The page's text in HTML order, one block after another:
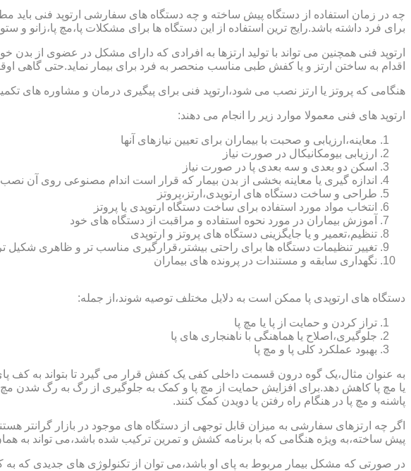
چه در زمان استفاده از دستگاه پیش ساخته و چه دستگاه های سفارشی ارتوپد فنی باید
برای فرد داشته باشد.رایج ترین استفاده از این دستگاه ها برای مشکلات پا،مچ پا،زانو و
ارتوپد فنی همچنین می تواند با تولید ارتزها به افرادی که دارای مشکل در عضوی از
اقدام به ساختن ارتز و یا کفش طبی مناسب منحصر به فرد برای بیمار نماید.حتی
هنگامی که پروتز یا ارتز نصب می شود،ارتوپد فنی برای پیگیری درمان و مشاوره های
ارتوپد های فنی معمولا موارد زیر را انجام می دهند:
معاینه،ارزیابی و صحبت با بیماران برای تعیین نیازهای آنها
ارزیابی بیومکانیکال در صورت نیاز
اسکن دو بعدی و سه بعدی پا در صورت نیاز
اندازه گیری یا معاینه بخشی از بدن بیمار که قرار است اندام مصنوعی روی آن
طراحی و ساخت دستگاه های ارتوپدی،ارتز،پروتز
انتخاب مواد مورد استفاده برای ساخت دستگاه ارتوپدی یا پروتز
آموزش بیماران در مورد نحوه استفاده و مراقبت از دستگاه های خود
تنظیم،تعمیر و یا جایگزینی دستگاه های پروتز و ارتوپدی
تغییر تنظیمات دستگاه ها برای راحتی بیشتر،قرارگیری مناسب تر و ظاهری شکیل تر
نگهداری سابقه و مستندات در پرونده های بیماران
دستگاه های ارتوپدی پا ممکن است به دلایل مختلف توصیه شوند،از جمله:
تراز کردن و حمایت از پا یا مچ پا
جلوگیری،اصلاح یا هماهنگی با ناهنجاری های پا
بهبود عملکرد کلی پا و مچ پا
به عنوان مثال،یک گوه درون قسمت داخلی کفی یک کفش قرار می گیرد تا بتواند به کف
یا مچ پا کاهش دهد.برای افزایش حمایت از مچ پا و کمک به جلوگیری از رگ به رگ شدن
پاشنه و مچ پا در هنگام راه رفتن یا دویدن کمک کنند.
اگر چه ارتزهای سفارشی به میزان قابل توجهی از دستگاه های موجود در بازار گرانتر
پیش ساخته،به ویژه هنگامی که با برنامه کشش و تمرین ترکیب شده باشد،می تواند به
در صورتی که مشکل بیمار مربوط به پای او باشد،می توان از تکنولوژی های جدیدی که